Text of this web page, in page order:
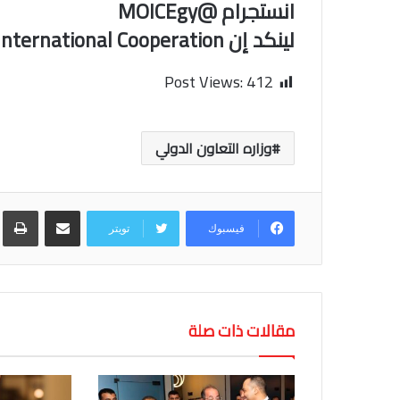
انستجرام @MOICEgy
لينكد إن Ministry of International Cooperation
Post Views:412
وزاره التعاون الدولي
فيسبوك تويتر
مقالات ذات صلة